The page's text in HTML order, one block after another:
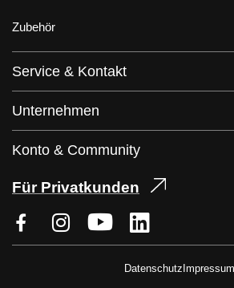
Zubehör
Service & Kontakt
Unternehmen
Konto & Community
Für Privatkunden
Datenschutz Impressum